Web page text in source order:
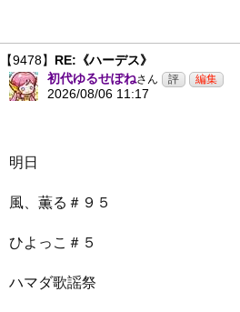
【9478】 RE:《ハーデス》
初代ゆるせぽねさん
2026/08/06 11:17
明日
風、薫る＃９５
ひよっこ＃５
ハマダ歌謡祭